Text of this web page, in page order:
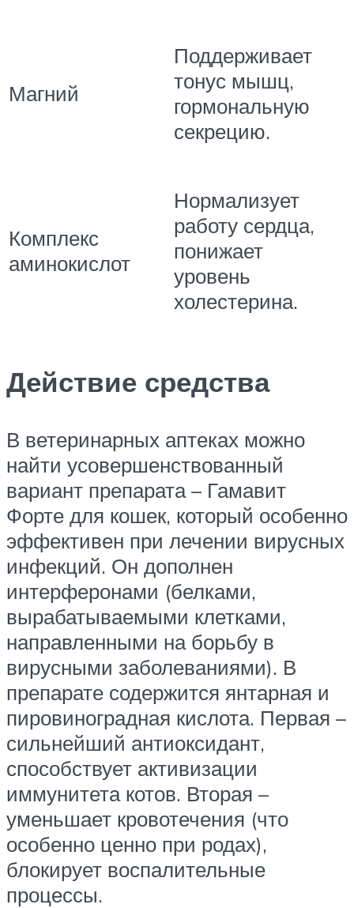
Магний
Поддерживает
тонус мышц,
гормональную
секрецию.
Комплекс
аминокислот
Нормализует
работу сердца,
понижает
уровень
холестерина.
Действие средства
В ветеринарных аптеках можно
найти усовершенствованный
вариант препарата – Гамавит
Форте для кошек, который особенно
эффективен при лечении вирусных
инфекций. Он дополнен
интерферонами (белками,
вырабатываемыми клетками,
направленными на борьбу в
вирусными заболеваниями). В
препарате содержится янтарная и
пировиноградная кислота. Первая –
сильнейший антиоксидант,
способствует активизации
иммунитета котов. Вторая –
уменьшает кровотечения (что
особенно ценно при родах),
блокирует воспалительные
процессы.